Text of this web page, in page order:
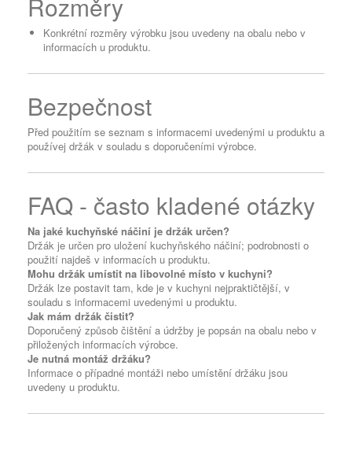
Konkrétní rozměry výrobku jsou uvedeny na obalu nebo v
informacích u produktu.
Bezpečnost
Před použitím se seznam s informacemi uvedenými u produktu a
používej držák v souladu s doporučeními výrobce.
FAQ - často kladené otázky
Na jaké kuchyňské náčiní je držák určen?
Držák je určen pro uložení kuchyňského náčiní; podrobnosti o
použití najdeš v informacích u produktu.
Mohu držák umístit na libovolné místo v kuchyni?
Držák lze postavit tam, kde je v kuchyni nejpraktičtější, v
souladu s informacemi uvedenými u produktu.
Jak mám držák čistit?
Doporučený způsob čištění a údržby je popsán na obalu nebo v
přiložených informacích výrobce.
Je nutná montáž držáku?
Informace o případné montáži nebo umístění držáku jsou
uvedeny u produktu.